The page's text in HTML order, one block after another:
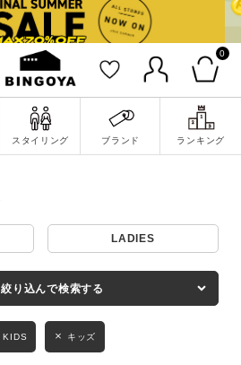
0
スタイリング ブランド ランキング
詳細検索
LADIES
LADIES
絞り込んで検索する
KIDS キッズ